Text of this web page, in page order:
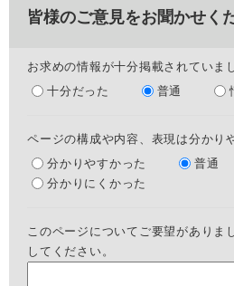
皆様のご意見をお聞かせく
お求めの情報が十分掲載されていま
十分だった
普通
ページの構成や内容、表現は分かり
分かりやすかった
普通
分かりにくかった
このページについてご要望がありま
してください。